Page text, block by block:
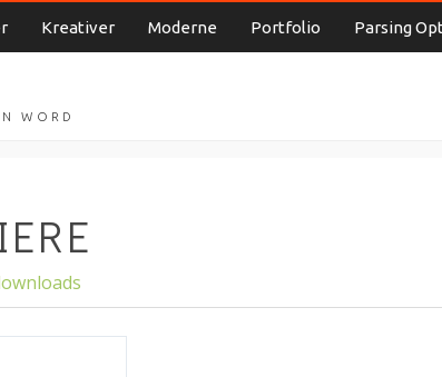
Kreativer Moderne Portfolio Parsing
WORD